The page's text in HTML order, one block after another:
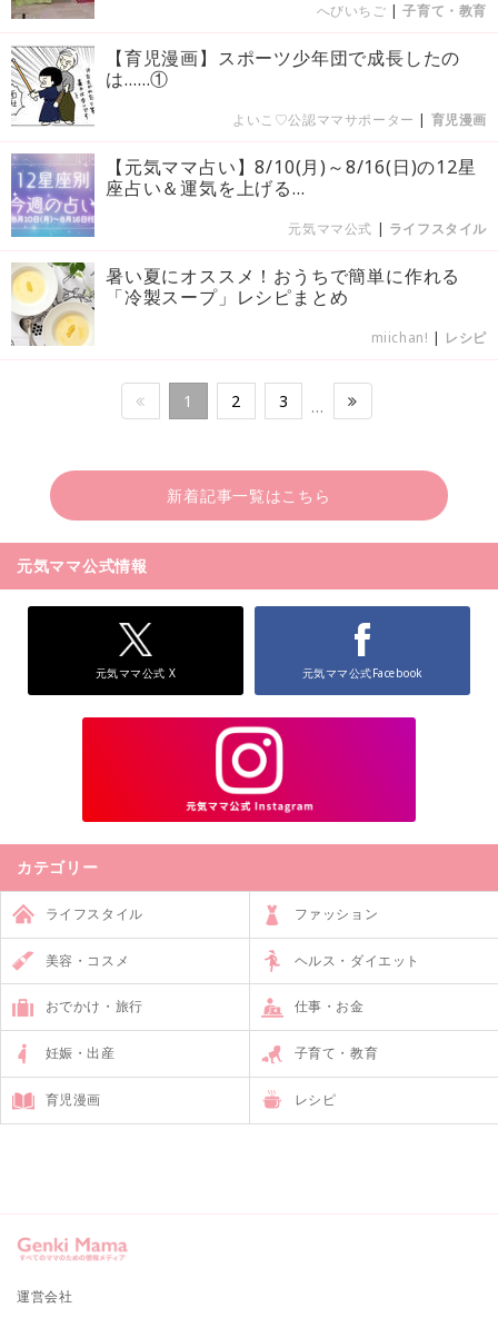
へびいちご |子育て・教育
【育児漫画】スポーツ少年団で成長したの
は……①
よいこ♡公認ママサポーター | 育児漫画
【元気ママ占い】8/10(月)～8/16(日)の12星
座占い＆運気を上げる...
元気ママ公式 | ライフスタイル
暑い夏にオススメ！おうちで簡単に作れる
「冷製スープ」レシピまとめ
miichan! | レシピ
1 2 3 …
新着記事一覧はこちら
元気ママ公式情報
元気ママ公式 X 元気ママ公式Facebook
カテゴリー
ライフスタイル ファッション
美容・コスメ ヘルス・ダイエット
おでかけ・旅行 仕事・お金
妊娠・出産 子育て・教育
育児漫画 レシピ
運営会社